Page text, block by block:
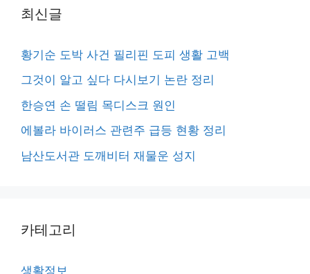
최신글
황기순 도박 사건 필리핀 도피 생활 고백
그것이 알고 싶다 다시보기 논란 정리
한승연 손 떨림 목디스크 원인
에볼라 바이러스 관련주 급등 현황 정리
남산도서관 도깨비터 재물운 성지
카테고리
생활정보